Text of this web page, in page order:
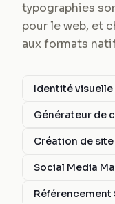
typographies
pour le web, et
aux formats
Identité
Générateur de
Création de
Social Media
Référencement